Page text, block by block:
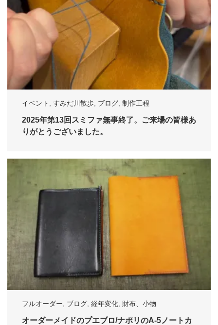
イベント すみだ川散歩 ブログ 制作工程
2025年第13回スミファ無事終了。ご来場の皆様あ
りがとうございました。
フルオーダー ブログ 経年変化 財布、小物
オーダーメイドのプエブロ/ナポリのA-5ノートカ